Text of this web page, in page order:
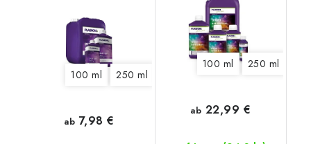
100 ml 250 ml
ab 7,98 €
100 ml 250 ml
ab 22,99 €